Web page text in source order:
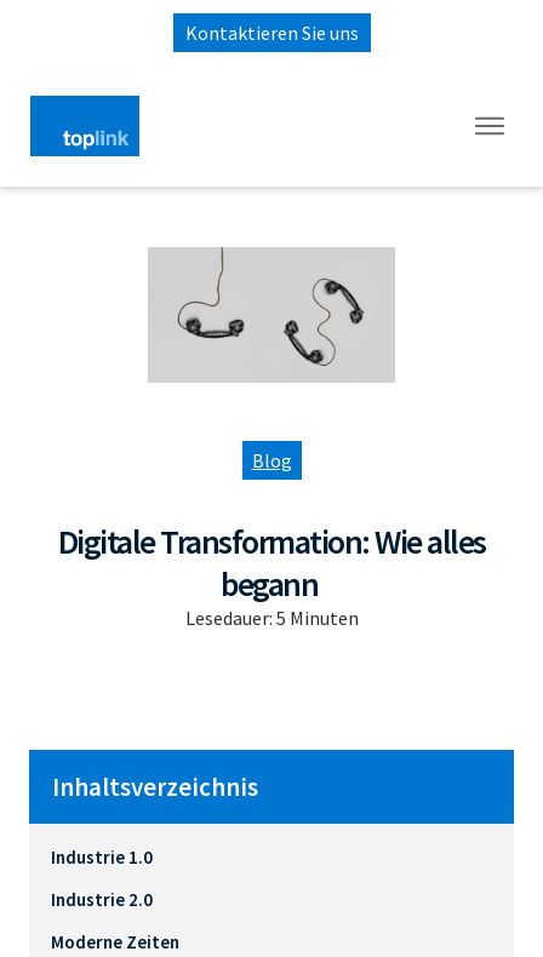
Kontaktieren Sie uns
Blog
Digitale Transformation: Wie alles
begann
Lesedauer: 5 Minuten
Inhaltsverzeichnis
Industrie 1.0
Industrie 2.0
Moderne Zeiten